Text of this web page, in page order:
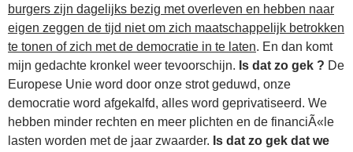
burgers zijn dagelijks bezig met overleven en hebben naar
eigen zeggen de tijd niet om zich maatschappelijk betrokken
te tonen of zich met de democratie in te laten. En dan komt
mijn gedachte kronkel weer tevoorschijn. Is dat zo gek ? De
Europese Unie word door onze strot geduwd, onze
democratie word afgekalfd, alles word geprivatiseerd. We
hebben minder rechten en meer plichten en de financiÃ«le
lasten worden met de jaar zwaarder. Is dat zo gek dat we